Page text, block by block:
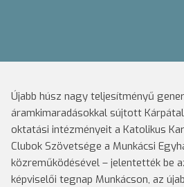
Újabb húsz nagy teljesítményű
áramkimaradásokkal sújtott
oktatási intézményeit a Katolikus
Clubok Szövetsége a Munkácsi
közreműködésével – jelentették be
képviselői tegnap Munkácson, az